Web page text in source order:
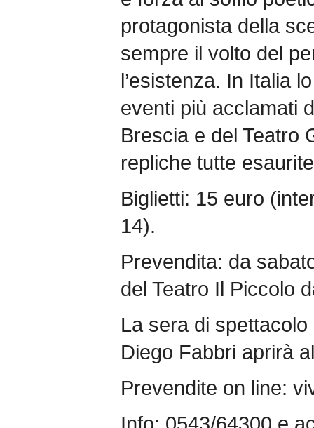
protagonista della
sempre il volto del
l’esistenza. In Italia
eventi più acclamati
Brescia e del Teatro
repliche tutte
Biglietti: 15 euro
14).
Prevendita: da
del Teatro Il Piccolo
La sera di
Diego Fabbri aprirà
Prevendite on line: